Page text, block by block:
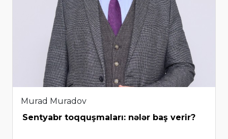
Murad Muradov
Sentyabr toqquşmaları: nələr baş verir?